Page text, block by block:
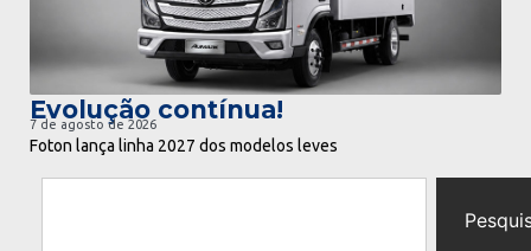
Evolução contínua!
7 de agosto de 2026
Foton lança linha 2027 dos modelos leves